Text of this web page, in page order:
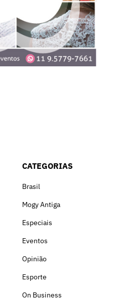
CATEGORIAS
Brasil
Mogy Antiga
Especiais
Eventos
Opinião
Esporte
On Business